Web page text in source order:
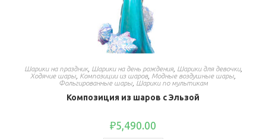
Шарики на праздник, Шарики на день рождения, Шарики для девочки,
Ходячие шары Композиции из шаров, Модные воздушные шары
Фольгированные шары, Шарики по мультикам
Композиция из шаров с Эльзой
₽5,490.00